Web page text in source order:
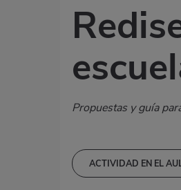
Propuestas y guía
ACTIVIDAD EN EL